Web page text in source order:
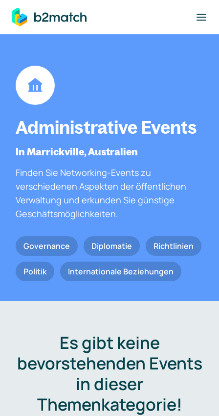
springen
Administrative Events
In Marrickville, Australien
Finden Sie Networking-Events zu
verschiedenen Aspekten der öffentlichen
Verwaltung und erkunden Sie günstige
Geschäftsmöglichkeiten.
Governance Diplomatie Richtlinien
Politik Internationale Beziehungen
Es gibt keine
bevorstehenden Events
in dieser
Themenkategorie!